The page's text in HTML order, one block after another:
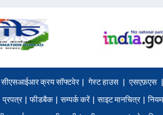
सीएसआईआर क्रय सॉफ्टवेर | गेस्ट हाउस | एसएफ़एस |
प्रपत्र | फीडबैक | सम्पर्क करें | साइट मानचित्र |